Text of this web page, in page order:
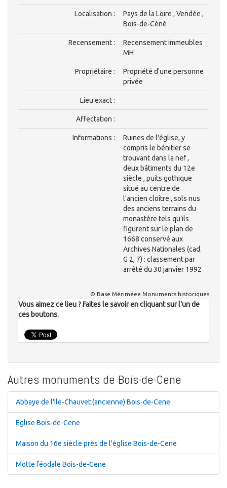
Localisation :
Pays de la Loire , Vendée ,
Bois-de-Céné
Recensement :
Recensement immeubles
MH
Propriétaire :
Propriété d'une personne
privée
Lieu exact :
Affectation :
Informations :
Ruines de l'église, y
compris le bénitier se
trouvant dans la nef ,
deux bâtiments du 12e
siècle , puits gothique
situé au centre de
l'ancien cloître , sols nus
des anciens terrains du
monastère tels qu'ils
figurent sur le plan de
1668 conservé aux
Archives Nationales (cad.
G 2, 7) : classement par
arrêté du 30 janvier 1992
© Base Mériméee Monuments historiques
Vous aimez ce lieu ? Faites le savoir en cliquant sur l'un de
ces boutons.
Autres monuments de Bois-de-Cene
Abbaye de l'Ile-Chauvet (ancienne) Bois-de-Cene
Eglise Bois-de-Cene
Maison du 16e siècle près de l'église Bois-de-Cene
Motte féodale Bois-de-Cene